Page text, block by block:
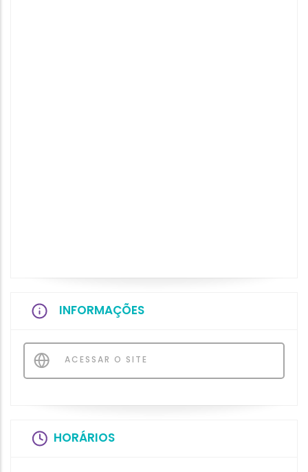
INFORMAÇÕES
ACESSAR O SITE
HORÁRIOS